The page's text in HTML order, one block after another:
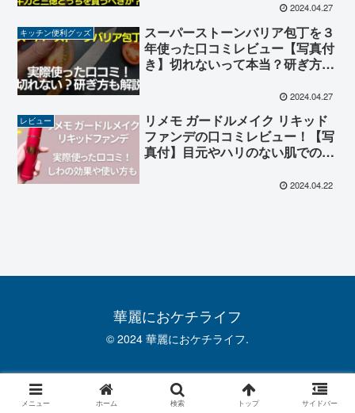
2024.04.27
キッチン便利グッズ
スーパーストーンバリア包丁を３
年使った口コミレビュー【写真付
き】切れないって本当？研ぎ方も
2024.04.27
レビュー
リメモ ガードルメイク リキッド
ファンデの口コミレビュー！【写
真付】目元やハリのない肌での効
2024.04.22
華麗におケチライフ
© 2024 華麗におケチライフ.
メニュー ホーム 検索 トップ サイドバー